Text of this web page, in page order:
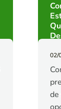
02/
de